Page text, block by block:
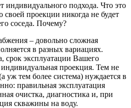
индивидуального подхода. Что это
проекции никогда не будет
соседа. Почему?
– довольно сложная
в разных вариациях.
срок эксплуатации Вашего
проекция. Тем не
уж тем более система) нуждается в
правильная эксплуатация
очистка, диагностика и, при
скважины на воду.